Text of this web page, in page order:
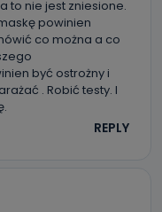
w jego
62 735-51-05 lub
to nie jest zniesione.
powinien
co można a co
być ostrożny i
. Robić testy. I
REPLY